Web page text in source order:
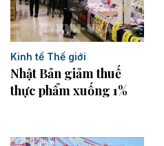
Kinh tế Thế giới
Nhật Bản giảm thuế
thực phẩm xuống 1%